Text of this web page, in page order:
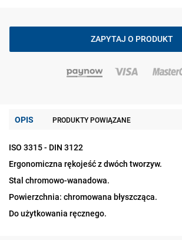
ZAPYTAJ O PRODUKT
OPIS PRODUKTY POWIĄZANE
ISO 3315 - DIN 3122
Ergonomiczna rękojeść z dwóch tworzyw.
Stal chromowo-wanadowa.
Powierzchnia: chromowana błyszcząca.
Do użytkowania ręcznego.